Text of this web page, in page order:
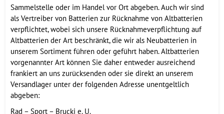
Sammelstelle oder im Handel vor Ort abgeben. Auch wir sind
als Vertreiber von Batterien zur Rücknahme von Altbatterien
verpflichtet, wobei sich unsere Rücknahmeverpflichtung auf
Altbatterien der Art beschränkt, die wir als Neubatterien in
unserem Sortiment führen oder geführt haben. Altbatterien
vorgenannter Art können Sie daher entweder ausreichend
frankiert an uns zurücksenden oder sie direkt an unserem
Versandlager unter der folgenden Adresse unentgeltlich
abgeben:
Rad – Sport – Brucki e. U.